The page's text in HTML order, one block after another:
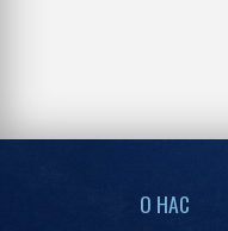
О НАС